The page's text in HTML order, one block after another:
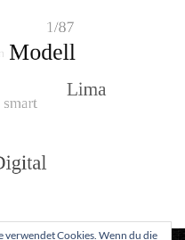
verwendet Cookies. Wenn du die